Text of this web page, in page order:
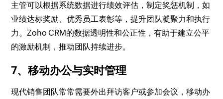
主管可以根据系统数据进行绩效评估，制定奖惩机制，如
业绩达标奖励、优秀员工表彰等，提升团队凝聚力和执行
力。Zoho CRM的数据透明性和公正性，有助于建立公平
的激励机制，推动团队持续进步。
7、移动办公与实时管理
现代销售团队常常需要外出拜访客户或参加会议，移动办